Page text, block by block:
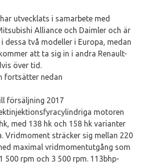
utvecklats i samarbete med
Alliance och Daimler och är
dessa två modeller i Europa, medan
att ta sig in i andra Renault-
över tid.
fortsätter nedan
försäljning 2017
motoren
med 138 hk och 158 hk varianter
Vridmoment sträcker sig mellan 220
maximal vridmomentutgång som
500 rpm och 3 500 rpm. 113bhp-